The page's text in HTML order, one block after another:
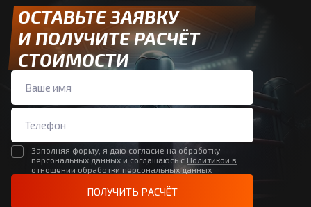
ОСТАВЬТЕ ЗАЯВКУ
И ПОЛУЧИТЕ РАСЧЁТ
СТОИМОСТИ
Заполняя форму, я даю согласие на обработку
персональных данных и соглашаюсь с Политикой в
отношении обработки персональных данных
ПОЛУЧИТЬ РАСЧЁТ